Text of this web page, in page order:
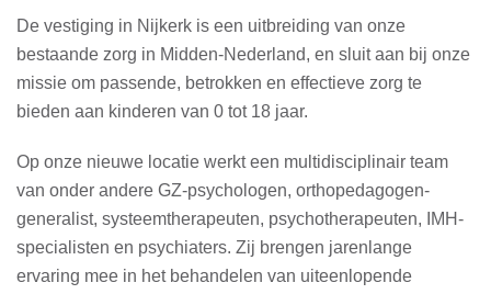
De vestiging in Nijkerk is een uitbreiding van onze
bestaande zorg in Midden-Nederland, en sluit aan bij onze
missie om passende, betrokken en effectieve zorg te
bieden aan kinderen van 0 tot 18 jaar.
Op onze nieuwe locatie werkt een multidisciplinair team
van onder andere GZ-psychologen, orthopedagogen-
generalist, systeemtherapeuten, psychotherapeuten, IMH-
specialisten en psychiaters. Zij brengen jarenlange
ervaring mee in het behandelen van uiteenlopende